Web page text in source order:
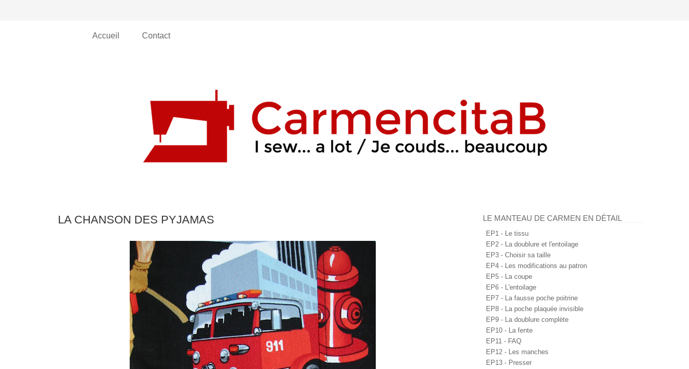
Accueil Contact
LA CHANSON DES PYJAMAS LE MANTEAU DE CARMEN EN DÉTAIL
EP1 - Le tissu
EP2 - La doublure et l'entoilage
EP3 - Choisir sa taille
EP4 - Les modifications au patron
EP5 - La coupe
EP6 - L'entoilage
EP7 - La fausse poche poitrine
EP8 - La poche plaquée invisible
EP9 - La doublure complète
EP10 - La fente
EP11 - FAQ
EP12 - Les manches
EP13 - Presser